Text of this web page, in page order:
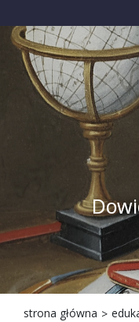
strona główna